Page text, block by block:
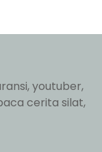
youtuber,
cerita silat,